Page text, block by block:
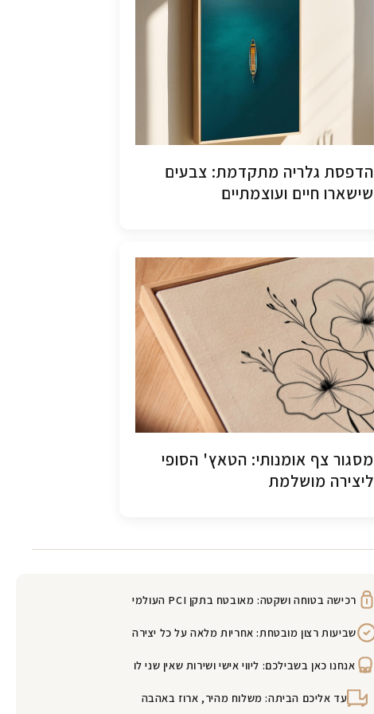
הדפסת גלריה מתקדמת: צבעים
שישארו חיים ועוצמתיים
מסגור צף אומנותי: הטאץ' הסופי
ליצירה מושלמת
רכישה בטוחה ושקטה: מאובטח בתקן PCI העולמי
שביעות רצון מובטחת: אחריות מלאה על כל יצירה
אנחנו כאן בשבילכם: ליווי אישי ושירות שאין שני לו
עד אליכם הביתה: משלוח מהיר, ארוז באהבה